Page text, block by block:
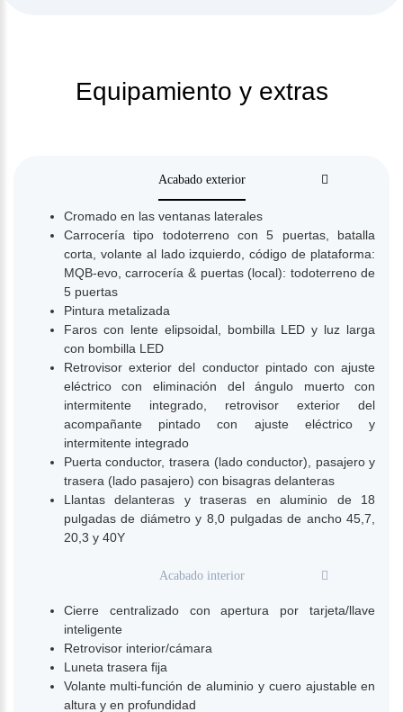
Equipamiento y extras
Acabado exterior
Cromado en las ventanas laterales
Carrocería tipo todoterreno con 5 puertas, batalla
corta, volante al lado izquierdo, código de plataforma:
MQB-evo, carrocería & puertas (local): todoterreno de
5 puertas
Pintura metalizada
Faros con lente elipsoidal, bombilla LED y luz larga
con bombilla LED
Retrovisor exterior del conductor pintado con ajuste
eléctrico con eliminación del ángulo muerto con
intermitente integrado, retrovisor exterior del
acompañante pintado con ajuste eléctrico y
intermitente integrado
Puerta conductor, trasera (lado conductor), pasajero y
trasera (lado pasajero) con bisagras delanteras
Llantas delanteras y traseras en aluminio de 18
pulgadas de diámetro y 8,0 pulgadas de ancho 45,7,
20,3 y 40Y
Acabado interior
Cierre centralizado con apertura por tarjeta/llave
inteligente
Retrovisor interior/cámara
Luneta trasera fija
Volante multi-función de aluminio y cuero ajustable en
altura y en profundidad